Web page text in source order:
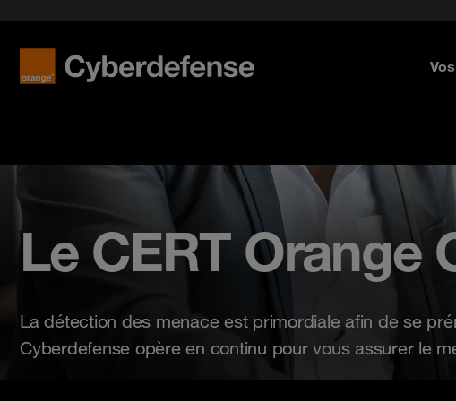
Tous vos défis
Livres blancs
Podcast
Tous nos
Le CERT Orange
La détection des menace est primordiale afin de se
Cyberdefense opère en continu pour vous assurer le